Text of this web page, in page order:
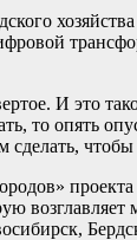
И это
то опять